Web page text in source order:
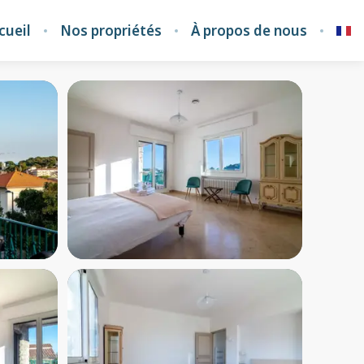
Nos propriétés À propos de nous